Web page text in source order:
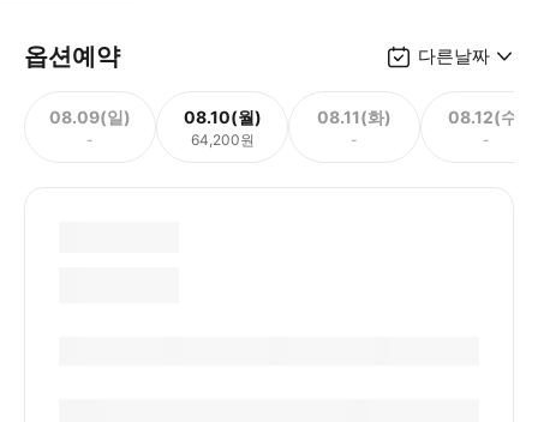
옵션예약 다른날짜
08.09(일)
-
08.10(월)
64,200원
08.11(화)
-
08.12(수)
-